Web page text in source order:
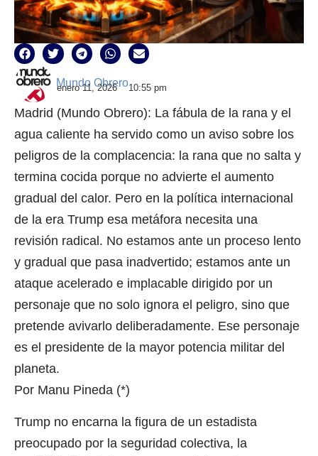
Mundo Obrero
enero 11, 2026 10:55 pm
Madrid (Mundo Obrero): La fábula de la rana y el
agua caliente ha servido como un aviso sobre los
peligros de la complacencia: la rana que no salta y
termina cocida porque no advierte el aumento
gradual del calor. Pero en la política internacional
de la era Trump esa metáfora necesita una
revisión radical. No estamos ante un proceso lento
y gradual que pasa inadvertido; estamos ante un
ataque acelerado e implacable dirigido por un
personaje que no solo ignora el peligro, sino que
pretende avivarlo deliberadamente. Ese personaje
es el presidente de la mayor potencia militar del
planeta.
Por Manu Pineda (*)
Trump no encarna la figura de un estadista
preocupado por la seguridad colectiva, la